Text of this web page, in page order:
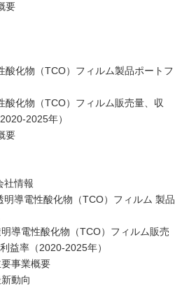
要
酸化物（TCO）フィルム製品ポートフ
酸化物（TCO）フィルム販売量、収
2025年）
要
社情報
導電性酸化物（TCO）フィルム 製品
導電性酸化物（TCO）フィルム販売
益率（2020-2025年）
事業概要
動向